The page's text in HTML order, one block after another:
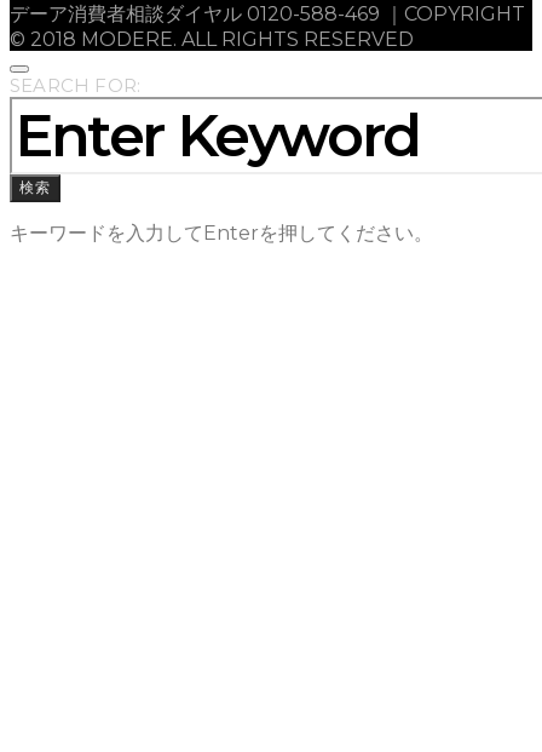
デーア消費者相談ダイヤル 0120-588-469 ｜COPYRIGHT
© 2018 MODERE. ALL RIGHTS RESERVED
SEARCH FOR:
検索
キーワードを入力してEnterを押してください。